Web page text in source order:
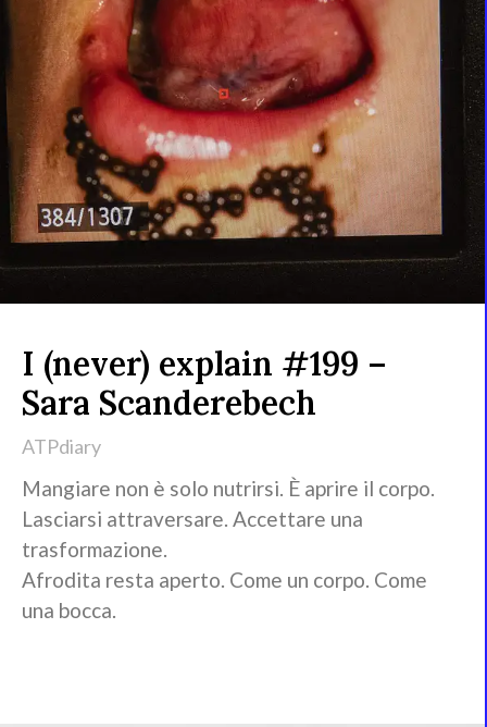
I (never) explain #199 –
Sara Scanderebech
ATPdiary
Mangiare non è solo nutrirsi. È aprire il corpo.
Lasciarsi attraversare. Accettare una
trasformazione.
Afrodita resta aperto. Come un corpo. Come
una bocca.